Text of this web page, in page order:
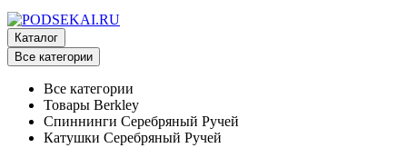
Каталог
Все категории
Все категории
Товары Berkley
Спиннинги Серебряный Ручей
Катушки Серебряный Ручей